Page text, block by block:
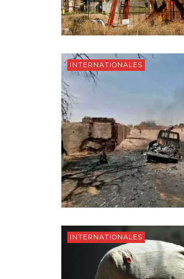
INTERNATIONALES
INTERNATIONALES